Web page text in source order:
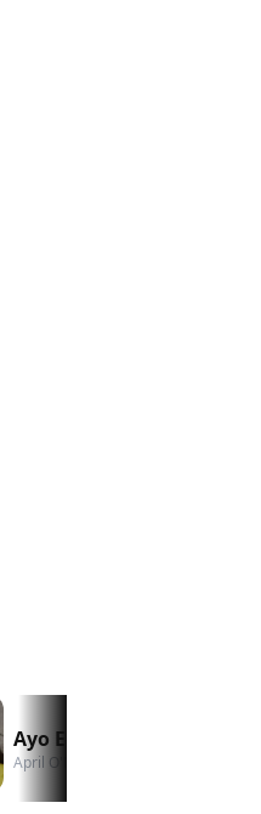
Ayo Edebiri
April O'Neil (voice)